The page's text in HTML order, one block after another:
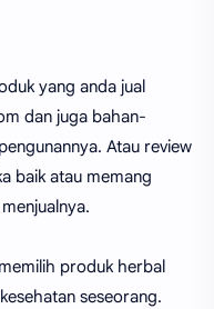
yang anda jual
dan juga bahan-
Atau review
baik atau memang
produk herbal
seseorang.